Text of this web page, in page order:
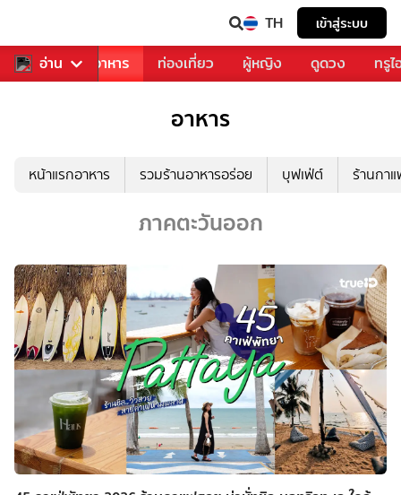
TH เข้าสู่ระบบ
อ่าน
การเพลง อาหาร ท่องเที่ยว ผู้หญิง ดูดวง ทรู
อาหาร
หน้าแรกอาหาร รวมร้านอาหารอร่อย บุฟเฟ่ต์ ร้านกา
ภาคตะวันออก